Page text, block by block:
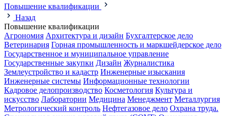
Повышение квалификации
Назад
Повышение квалификации
Агрономия Архитектура и дизайн Бухгалтерское дело
Ветеринария Горная промышленность и маркшейдерское дело
Государственное и муниципальное управление
Государственные закупки Дизайн Журналистика
Землеустройство и кадастр Инженерные изыскания
Инженерные системы Информационные технологии
Кадровое делопроизводство Косметология Культура и
искусство Лаборатории Медицина Менеджмент Металлургия
Метрологический контроль Нефтегазовое дело Охрана труда.